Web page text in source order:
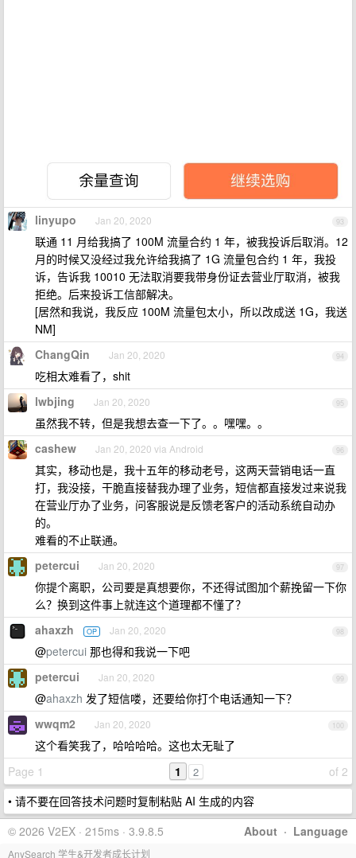
93
linyupo Jan 20, 2020
联通 11 月给我搞了 100M 流量合约 1 年，被我投诉后取消。12
月的时候又没经过我允许给我搞了 1G 流量包合约 1 年，我投
诉，告诉我 10010 无法取消要我带身份证去营业厅取消，被我
拒绝。后来投诉工信部解决。
[居然和我说，我反应 100M 流量包太小，所以改成送 1G，我送
NM]
94
ChangQin Jan 20, 2020
吃相太难看了，shit
95
lwbjing Jan 20, 2020
虽然我不转，但是我想去查一下了。。嘿嘿。。
96
cashew Jan 20, 2020 via Android
其实，移动也是，我十五年的移动老号，这两天营销电话一直
打，我没接，干脆直接替我办理了业务，短信都直接发过来说我
在营业厅办了业务，问客服说是反馈老客户的活动系统自动办
的。
难看的不止联通。
97
petercui Jan 20, 2020
你提个离职，公司要是真想要你，不还得试图加个薪挽留一下你
么？换到这件事上就连这个道理都不懂了？
98
ahaxzh OP Jan 20, 2020
@petercui 那也得和我说一下吧
99
petercui Jan 20, 2020
@ahaxzh 发了短信喽，还要给你打个电话通知一下？
100
wwqm2 Jan 20, 2020
这个看笑我了，哈哈哈哈。这也太无耻了
Page 1
of 2
1 2
• 请不要在回答技术问题时复制粘贴 AI 生成的内容
About · Language
© 2026 V2EX · 215ms · 3.9.8.5
AnySearch 学生&开发者成长计划